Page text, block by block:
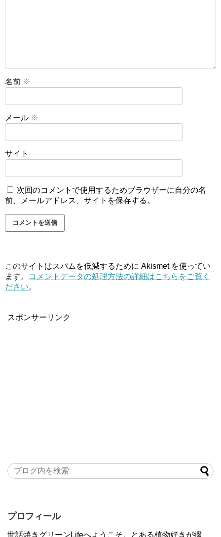
名前 ※
メール ※
サイト
次回のコメントで使用するためブラウザーに自分の名
前、メールアドレス、サイトを保存する。
このサイトはスパムを低減するために Akismet を使ってい
ます。
コメントデータの処理方法の詳細はこちらをご覧く
ださい。
スポンサーリンク
プロフィール
世話焼きグリーンLifeへようこそ。とある植物好きが綴